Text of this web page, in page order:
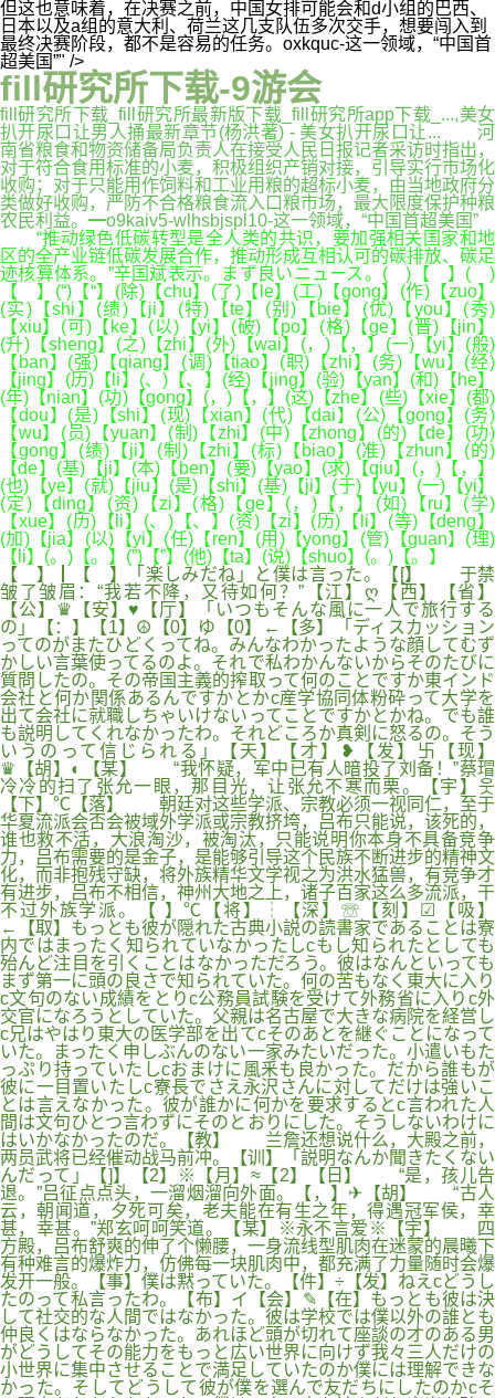
但这也意味着，在决赛之前，中国女排可能会和d小组的巴西、
日本以及a组的意大利、荷兰这几支队伍多次交手，想要闯入到
最终决赛阶段，都不是容易的任务。oxkquc-这一领域，“中国首
超美国”" />
fill研究所下载-9游会
fill研究所下载_fill研究所最新版下载_fill研究所app下载_...,美女
扒开尿口让男人捅最新章节(杨洪著) - 美女扒开尿口让... 河
南省粮食和物资储备局负责人在接受人民日报记者采访时指出，
对于符合食用标准的小麦，积极组织产销对接，引导实行市场化
收购；对于只能用作饲料和工业用粮的超标小麦，由当地政府分
类做好收购，严防不合格粮食流入口粮市场，最大限度保护种粮
农民利益。━o9kaiv5-wlhsbjspl10-这一领域，“中国首超美国”
“推动绿色低碳转型是全人类的共识，要加强相关国家和地
区的全产业链低碳发展合作，推动形成互相认可的碳排放、碳足
迹核算体系。”辛国斌表示。まず良いニュース。( )【 】( )
【 】(“)【“】(除)【chu】(了)【le】(工)【gong】(作)【zuo】
(实)【shi】(绩)【ji】(特)【te】(别)【bie】(优)【you】(秀)
【xiu】(可)【ke】(以)【yi】(破)【po】(格)【ge】(晋)【jin】
(升)【sheng】(之)【zhi】(外)【wai】(，)【，】(一)【yi】(般)
【ban】(强)【qiang】(调)【tiao】(职)【zhi】(务)【wu】(经)
【jing】(历)【li】(、)【、】(经)【jing】(验)【yan】(和)【he】
(年)【nian】(功)【gong】(，)【，】(这)【zhe】(些)【xie】(都)
【dou】(是)【shi】(现)【xian】(代)【dai】(公)【gong】(务)
【wu】(员)【yuan】(制)【zhi】(中)【zhong】(的)【de】(功)
【gong】(绩)【ji】(制)【zhi】(标)【biao】(准)【zhun】(的)
【de】(基)【ji】(本)【ben】(要)【yao】(求)【qiu】(，)【，】
(也)【ye】(就)【jiu】(是)【shi】(基)【ji】(于)【yu】(一)【yi】
(定)【ding】(资)【zi】(格)【ge】(，)【，】(如)【ru】(学)
【xue】(历)【li】(、)【、】(资)【zi】(历)【li】(等)【deng】
(加)【jia】(以)【yi】(任)【ren】(用)【yong】(管)【guan】(理)
【li】(。)【。】(”)【”】(他)【ta】(说)【shuo】(。)【。】
【 】┃【 】「楽しみだね」と僕は言った。【[】 于禁
皱了皱眉：“我若不降，又待如何？”【江】ღ【西】【省】
【公】♛【安】♥【厅】「いつもそんな風に一人で旅行する
の」【：】【1】☮【0】ゆ【0】←【多】「ディスカッション
ってのがまたひどくってね。みんなわかったような顔してむず
かしい言葉使ってるのよ。それで私わかんないからそのたびに
質問したの。その帝国主義的搾取って何のことですか東インド
会社と何か関係あるんですかとかc産学協同体粉砕って大学を
出て会社に就職しちゃいけないってことですかとかね。でも誰
も説明してくれなかったわ。それどころか真剣に怒るの。そう
いうのって信じられる」【天】【才】❥【发】卐【现】
♛【胡】◐【某】 “我怀疑，军中已有人暗投了刘备！”蔡瑁
冷冷的扫了张允一眼，那目光，让张允不寒而栗。【宇】웃
【下】℃【落】 朝廷对这些学派、宗教必须一视同仁，至于
华夏流派会否会被域外学派或宗教挤垮，吕布只能说，该死的，
谁也救不活，大浪淘沙，被淘汰，只能说明你本身不具备竞争
力，吕布需要的是金子，是能够引导这个民族不断进步的精神文
化，而非抱残守缺，将外族精华文学视之为洪水猛兽，有竞争才
有进步，吕布不相信，神州大地之上，诸子百家这么多流派，干
不过外族学派。【 】℃【将】┆【深】☏【刻】☑【吸】
←【取】もっとも彼が隠れた古典小説の読書家であることは寮
内ではまったく知られていなかったしcもし知られたとしても
殆んど注目を引くことはなかっただろう。彼はなんといっても
まず第一に頭の良さで知られていた。何の苦もなく東大に入り
c文句のない成績をとりc公務員試験を受けて外務省に入りc外
交官になろうとしていた。父親は名古屋で大きな病院を経営し
c兄はやはり東大の医学部を出てcそのあとを継ぐことになって
いた。まったく申しぶんのない一家みたいだった。小遣いもた
っぷり持っていたしcおまけに風釆も良かった。だから誰もが
彼に一目置いたしc寮長でさえ永沢さんに対してだけは強いこ
とは言えなかった。彼が誰かに何かを要求するとc言われた人
間は文句ひとつ言わずにそのとおりにした。そうしないわけに
はいかなかったのだ。【教】 兰詹还想说什么，大殿之前，
两员武将已经催动战马前冲。【训】「説明なんか聞きたくない
んだって」【]】【2】※【月】≈【2】【日】 “是，孩儿告
退。”吕征点点头，一溜烟溜向外面。【，】✈【胡】 “古人
云，朝闻道，夕死可矣，老夫能在有生之年，得遇冠军侯，幸
甚，幸甚。”郑玄呵呵笑道。【某】※永不言爱※【宇】 四
方殿，吕布舒爽的伸了个懒腰，一身流线型肌肉在迷蒙的晨曦下
有种难言的爆炸力，仿佛每一块肌肉中，都充满了力量随时会爆
发开一般。【事】僕は黙っていた。【件】÷【发】ねえcどうし
たのって私言ったわ。【布】イ【会】✎【在】もっとも彼は決
して社交的な人間ではなかった。彼は学校では僕以外の誰とも
仲良くはならなかった。あれほど頭が切れて座談の才のある男
がどうしてその能力をもっと広い世界に向けず我々三人だけの
小世界に集中させることで満足していたのか僕には理解できな
かった。そしてどうして彼が僕を選んで友だちにしたのかcそ